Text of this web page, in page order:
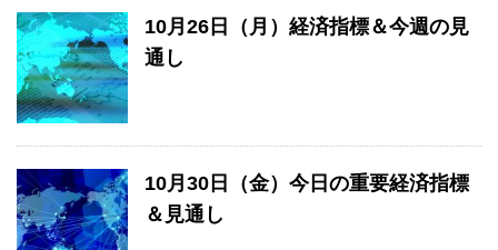
10月26日（月）経済指標＆今週の見
通し
10月30日（金）今日の重要経済指標
＆見通し